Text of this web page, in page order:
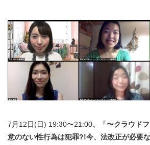
7月12日(日) 19:30〜21:00、「〜クラウド
意のない性行為は犯罪?!今、法改正が必要な